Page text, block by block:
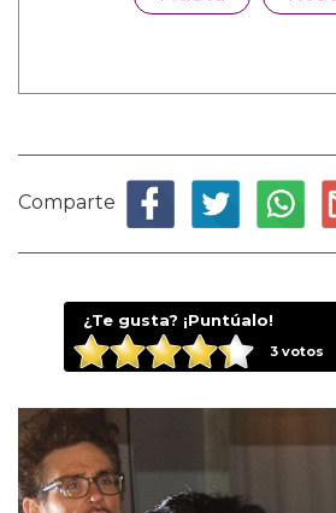
Comparte
¿Te gusta? ¡Puntúalo!
3votos